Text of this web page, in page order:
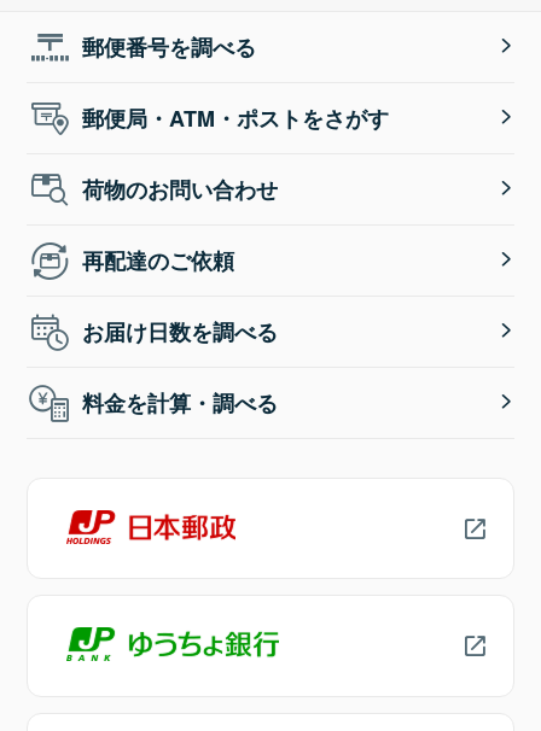
郵便番号を調べる
郵便局・ATM・ポストをさがす
荷物のお問い合わせ
再配達のご依頼
お届け日数を調べる
料金を計算・調べる